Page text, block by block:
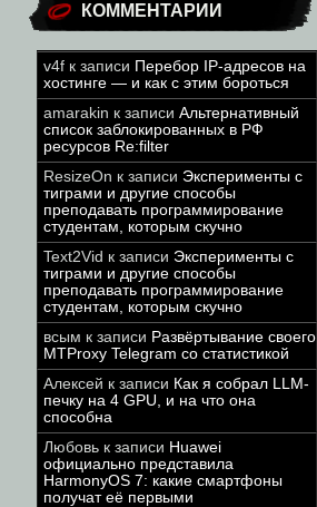
КОММЕНТАРИИ
v4f к записи Перебор IP-адресов на
хостинге — и как с этим бороться
amarakin к записи Альтернативный
список заблокированных в РФ
ресурсов Re:filter
ResizeOn к записи Эксперименты с
тиграми и другие способы
преподавать программирование
студентам, которым скучно
Text2Vid к записи Эксперименты с
тиграми и другие способы
преподавать программирование
студентам, которым скучно
всым к записи Развёртывание своего
MTProxy Telegram со статистикой
Алексей к записи Как я собрал LLM-
печку на 4 GPU, и на что она
способна
Любовь к записи Huawei
официально представила
HarmonyOS 7: какие смартфоны
получат её первыми